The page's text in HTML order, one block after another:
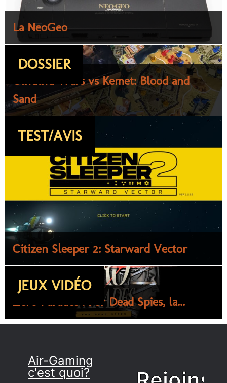
La NeoGeo
DOSSIER
Cthulhu Wars vs Kemet: Blood and
Sand
TEST/AVIS
Citizen Sleeper 2: Starward Vector
JEUX VIDÉO
Zero Parades : For Dead Spies, la...
Air-Gaming
c'est quoi?